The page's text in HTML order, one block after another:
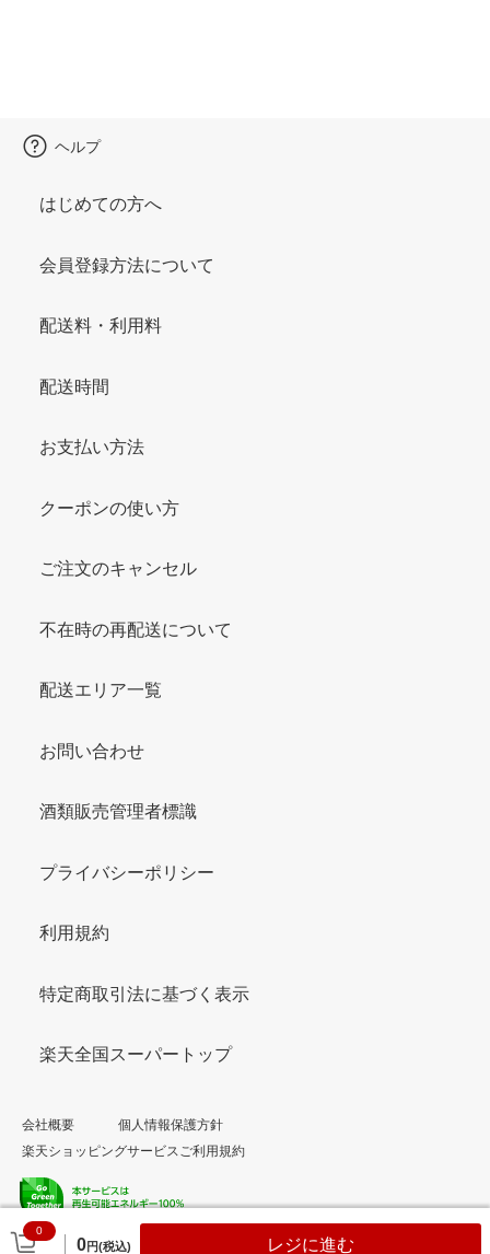
0
0円(税込) レジに進む
ヘルプ
はじめての方へ
会員登録方法について
配送料・利用料
配送時間
お支払い方法
クーポンの使い方
ご注文のキャンセル
不在時の再配送について
配送エリア一覧
お問い合わせ
酒類販売管理者標識
プライバシーポリシー
利用規約
特定商取引法に基づく表示
楽天全国スーパートップ
会社概要
個人情報保護方針
楽天ショッピングサービスご利用規約
© Rakuten Group, Inc.